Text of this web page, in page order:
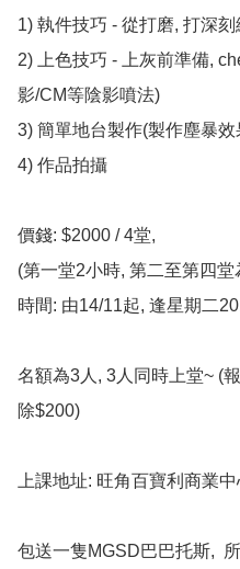
1) 執件技巧 - 從打磨, 打深
2) 上色技巧 - 上灰前準備,
影/CM等陰影噴法)
3) 簡單地台製作(製作塵暴效
4) 作品拍攝
價錢: $2000 / 4堂,
(第一堂2小時, 第二至第四堂
時間: 由14/11起, 逢星期二
名額為3人, 3人同時上堂~ (
除$200)
上課地址: 旺角百寶利商業
包送一隻MGSD巴巴托斯,